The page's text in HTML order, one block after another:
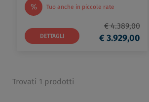
% Tuo anche in piccole rate
DETTAGLI
€ 4.389,00
€ 3.929,00
Trovati 1 prodotti